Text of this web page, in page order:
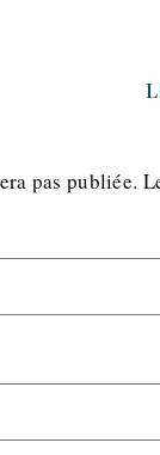
pas publiée.